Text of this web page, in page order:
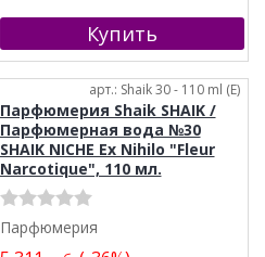
арт.: Shaik 30 - 110 ml (E)
Парфюмерия Shaik SHAIK /
Парфюмерная вода №30
SHAIK NICHE Ex Nihilo "Fleur
Narcotique", 110 мл.
Парфюмерия